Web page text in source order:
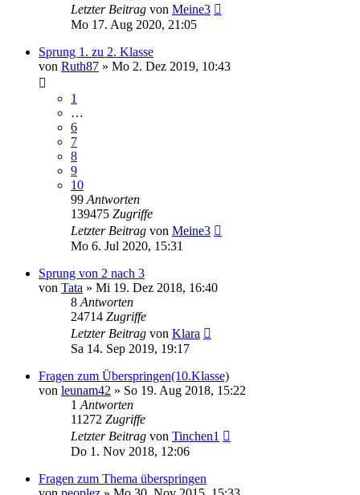
Letzter Beitrag von Meine3
Mo 17. Aug 2020, 21:05
Sprung 1. zu 2. Klasse
von Ruth87 » Mo 2. Dez 2019, 10:43
1
…
6
7
8
9
10
99 Antworten
139475 Zugriffe
Letzter Beitrag von Meine3
Mo 6. Jul 2020, 15:31
Sprung von 2 nach 3
von Tata » Mi 19. Dez 2018, 16:40
8 Antworten
24714 Zugriffe
Letzter Beitrag von Klara
Sa 14. Sep 2019, 19:17
Fragen zum Überspringen(10.Klasse)
von leunam42 » So 19. Aug 2018, 15:22
1 Antworten
11272 Zugriffe
Letzter Beitrag von Tinchen1
Do 1. Nov 2018, 12:06
Fragen zum Thema überspringen